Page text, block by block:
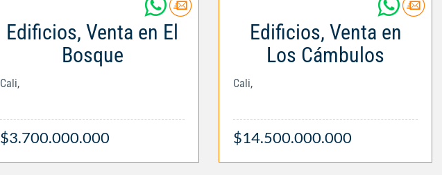
Edificios, Venta en El
Bosque
Cali,
$3.700.000.000
Edificios, Venta en
Los Cámbulos
Cali,
$14.500.000.000